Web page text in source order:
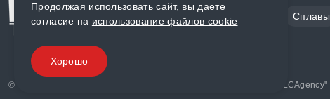
Цветной металл Сплавы
© «World Metall» 2025, Разработка и комплексное продвижение " LCAgency"
Продолжая использовать сайт, вы даете
согласие на использование файлов cookie
Хорошо